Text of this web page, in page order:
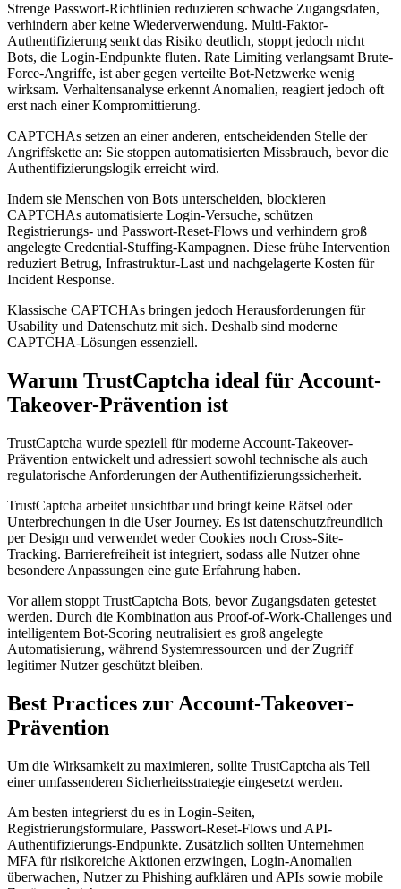
Strenge Passwort-Richtlinien reduzieren schwache Zugangsdaten,
verhindern aber keine Wiederverwendung. Multi-Faktor-
Authentifizierung senkt das Risiko deutlich, stoppt jedoch nicht
Bots, die Login-Endpunkte fluten. Rate Limiting verlangsamt Brute-
Force-Angriffe, ist aber gegen verteilte Bot-Netzwerke wenig
wirksam. Verhaltensanalyse erkennt Anomalien, reagiert jedoch oft
erst nach einer Kompromittierung.
CAPTCHAs setzen an einer anderen, entscheidenden Stelle der
Angriffskette an: Sie stoppen automatisierten Missbrauch, bevor die
Authentifizierungslogik erreicht wird.
Indem sie Menschen von Bots unterscheiden, blockieren
CAPTCHAs automatisierte Login-Versuche, schützen
Registrierungs- und Passwort-Reset-Flows und verhindern groß
angelegte Credential-Stuffing-Kampagnen. Diese frühe Intervention
reduziert Betrug, Infrastruktur-Last und nachgelagerte Kosten für
Incident Response.
Klassische CAPTCHAs bringen jedoch Herausforderungen für
Usability und Datenschutz mit sich. Deshalb sind moderne
CAPTCHA-Lösungen essenziell.
Warum TrustCaptcha ideal für Account-
Takeover-Prävention ist
TrustCaptcha wurde speziell für moderne Account-Takeover-
Prävention entwickelt und adressiert sowohl technische als auch
regulatorische Anforderungen der Authentifizierungssicherheit.
TrustCaptcha arbeitet unsichtbar und bringt keine Rätsel oder
Unterbrechungen in die User Journey. Es ist datenschutzfreundlich
per Design und verwendet weder Cookies noch Cross-Site-
Tracking. Barrierefreiheit ist integriert, sodass alle Nutzer ohne
besondere Anpassungen eine gute Erfahrung haben.
Vor allem stoppt TrustCaptcha Bots, bevor Zugangsdaten getestet
werden. Durch die Kombination aus Proof-of-Work-Challenges und
intelligentem Bot-Scoring neutralisiert es groß angelegte
Automatisierung, während Systemressourcen und der Zugriff
legitimer Nutzer geschützt bleiben.
Best Practices zur Account-Takeover-
Prävention
Um die Wirksamkeit zu maximieren, sollte TrustCaptcha als Teil
einer umfassenderen Sicherheitsstrategie eingesetzt werden.
Am besten integrierst du es in Login-Seiten,
Registrierungsformulare, Passwort-Reset-Flows und API-
Authentifizierungs-Endpunkte. Zusätzlich sollten Unternehmen
MFA für risikoreiche Aktionen erzwingen, Login-Anomalien
überwachen, Nutzer zu Phishing aufklären und APIs sowie mobile